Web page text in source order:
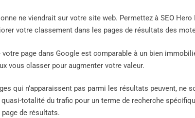
ne viendrait sur votre site web. Permettez à SEO
votre classement dans les pages de résultats des
votre page dans Google est comparable à un bien
vous classer pour augmenter votre valeur.
qui n’apparaissent pas parmi les résultats peuvent, ne
totalité du trafic pour un terme de recherche
de résultats.